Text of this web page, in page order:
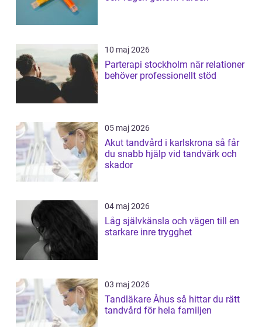
10 maj 2026
Parterapi stockholm när relationer
behöver professionellt stöd
05 maj 2026
Akut tandvård i karlskrona så får
du snabb hjälp vid tandvärk och
skador
04 maj 2026
Låg självkänsla och vägen till en
starkare inre trygghet
03 maj 2026
Tandläkare Åhus så hittar du rätt
tandvård för hela familjen